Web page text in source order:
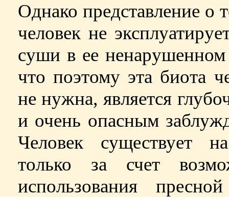
Однако представление о
человек не
суши в ее
что поэтому эта биота
не нужна, является
и очень опасным
Человек существует
только за счет
использования